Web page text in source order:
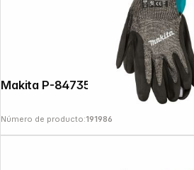
Makita P-84735 Gloves Gr. XL (10)
Número de producto:191986